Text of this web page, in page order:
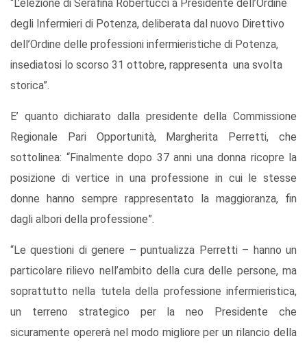
“L’elezione di Serafina Robertucci a Presidente dell’Ordine
degli Infermieri di Potenza, deliberata dal nuovo Direttivo
dell’Ordine delle professioni infermieristiche di Potenza,
insediatosi lo scorso 31 ottobre, rappresenta una svolta
storica”.
E’ quanto dichiarato dalla presidente della Commissione
Regionale Pari Opportunità, Margherita Perretti, che
sottolinea: “Finalmente dopo 37 anni una donna ricopre la
posizione di vertice in una professione in cui le stesse
donne hanno sempre rappresentato la maggioranza, fin
dagli albori della professione”.
“Le questioni di genere – puntualizza Perretti – hanno un
particolare rilievo nell’ambito della cura delle persone, ma
soprattutto nella tutela della professione infermieristica,
un terreno strategico per la neo Presidente che
sicuramente opererà nel modo migliore per un rilancio della